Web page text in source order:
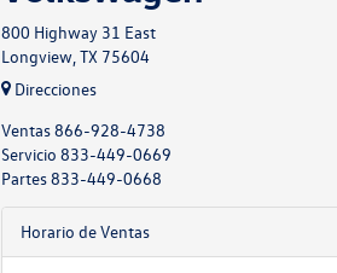
800 Highway 31 East
Longview, TX 75604
Direcciones
Ventas866-928-4738
Servicio 833-449-0669
Partes833-449-0668
Horario de Ventas